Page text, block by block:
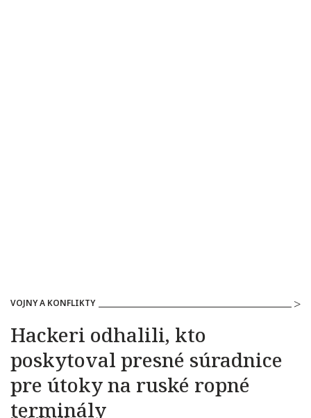
VOJNY A KONFLIKTY
Hackeri odhalili, kto
poskytoval presné súradnice
pre útoky na ruské ropné
terminály